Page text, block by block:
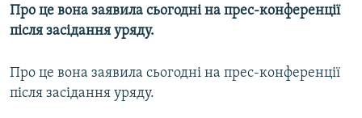
СВІТ
КИТАЙ.ВИКЛИКИ
ФОТО
СПЕЦПРОЄКТИ
Про це вона заявила сьогодні на прес-конференції
після засідання уряду.
Про це вона заявила сьогодні на прес-конференції
після засідання уряду.